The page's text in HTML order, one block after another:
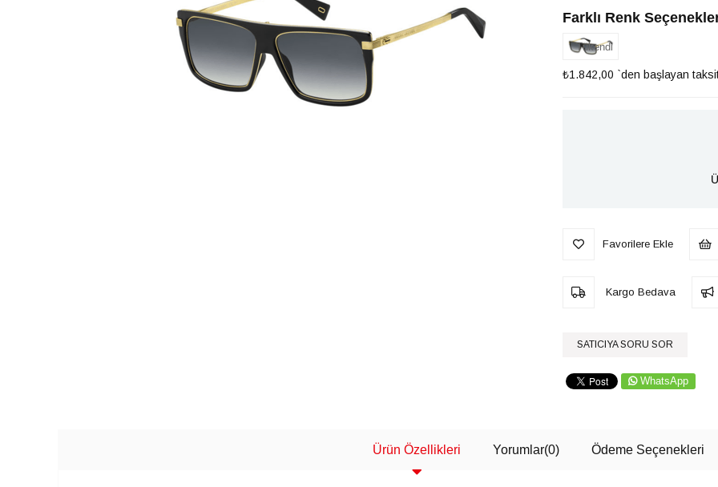
Farklı Renk
Tükendi
₺1.842,00 `den başlayan
Favorilere Ekle
Kargo Bedava
SATICIYA SORU SOR
WhatsApp
Ürün Özellikleri Yorumlar(0) Ödeme Seçenekleri